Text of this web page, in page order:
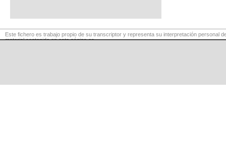
Este fichero es trabajo propio de su transcriptor y representa su interpretación personal
material contenido en esta página es